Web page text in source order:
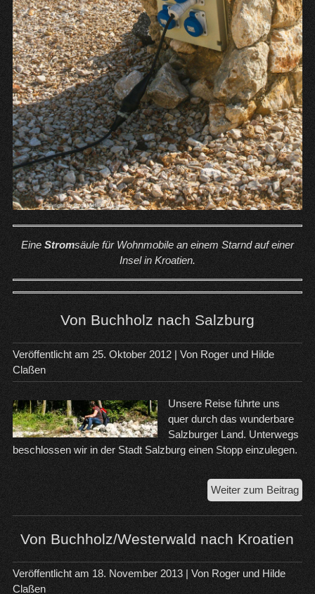
EineStromsäule für Wohnmobile an einem Starnd auf einer
Insel in Kroatien.
Von Buchholz nach Salzburg
Veröffentlicht am 25. Oktober 2012| Von Roger und Hilde
Claßen
Unsere Reise führte uns
quer durch das wunderbare
Salzburger Land. Unterwegs
beschlossen wir in der Stadt Salzburg einen Stopp einzulegen.
Weiter zum Beitrag
Von Buchholz/Westerwald nach Kroatien
Veröffentlicht am 18. November 2013| Von Roger und Hilde
Claßen